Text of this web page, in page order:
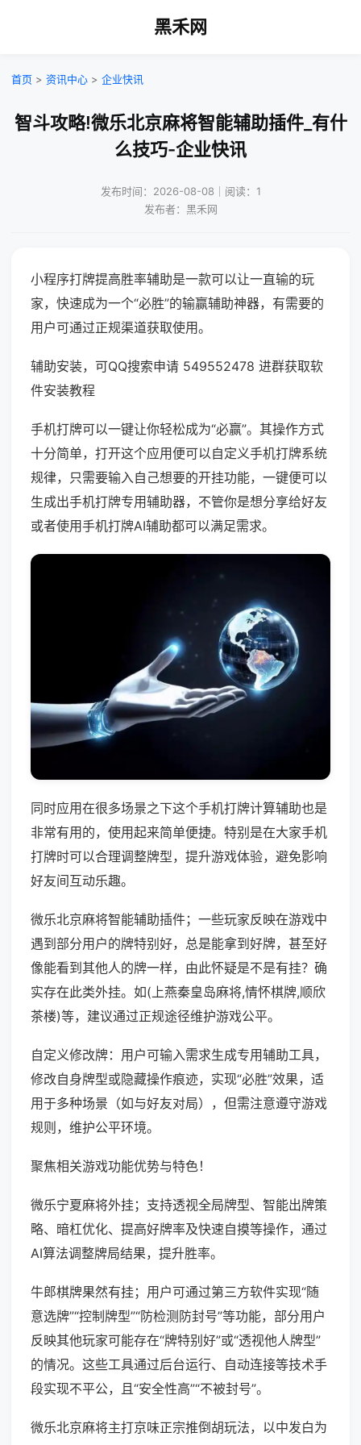
黑禾网
首页 > 资讯中心 > 企业快讯
智斗攻略!微乐北京麻将智能辅助插件_有什
么技巧-企业快讯
发布时间：2026-08-08｜阅读：1
发布者：黑禾网
小程序打牌提高胜率辅助是一款可以让一直输的玩
家，快速成为一个“必胜”的输赢辅助神器，有需要的
用户可通过正规渠道获取使用。
辅助安装，可QQ搜索申请 549552478 进群获取软
件安装教程
手机打牌可以一键让你轻松成为“必赢”。其操作方式
十分简单，打开这个应用便可以自定义手机打牌系统
规律，只需要输入自己想要的开挂功能，一键便可以
生成出手机打牌专用辅助器，不管你是想分享给好友
或者使用手机打牌AI辅助都可以满足需求。
同时应用在很多场景之下这个手机打牌计算辅助也是
非常有用的，使用起来简单便捷。特别是在大家手机
打牌时可以合理调整牌型，提升游戏体验，避免影响
好友间互动乐趣。
微乐北京麻将智能辅助插件；一些玩家反映在游戏中
遇到部分用户的牌特别好，总是能拿到好牌，甚至好
像能看到其他人的牌一样，由此怀疑是不是有挂？确
实存在此类外挂。如(上燕秦皇岛麻将,情怀棋牌,顺欣
茶楼)等，建议通过正规途径维护游戏公平。
自定义修改牌：用户可输入需求生成专用辅助工具，
修改自身牌型或隐藏操作痕迹，实现“必胜”效果，适
用于多种场景（如与好友对局），但需注意遵守游戏
规则，维护公平环境。
聚焦相关游戏功能优势与特色！
微乐宁夏麻将外挂；支持透视全局牌型、智能出牌策
略、暗杠优化、提高好牌率及快速自摸等操作，通过
AI算法调整牌局结果，提升胜率。
牛郎棋牌果然有挂；用户可通过第三方软件实现“随
意选牌”“控制牌型”“防检测防封号”等功能，部分用户
反映其他玩家可能存在“牌特别好”或“透视他人牌型”
的情况。这些工具通过后台运行、自动连接等技术手
段实现不平公，且“安全性高”“不被封号”。
微乐北京麻将主打京味正宗推倒胡玩法，以中发白为